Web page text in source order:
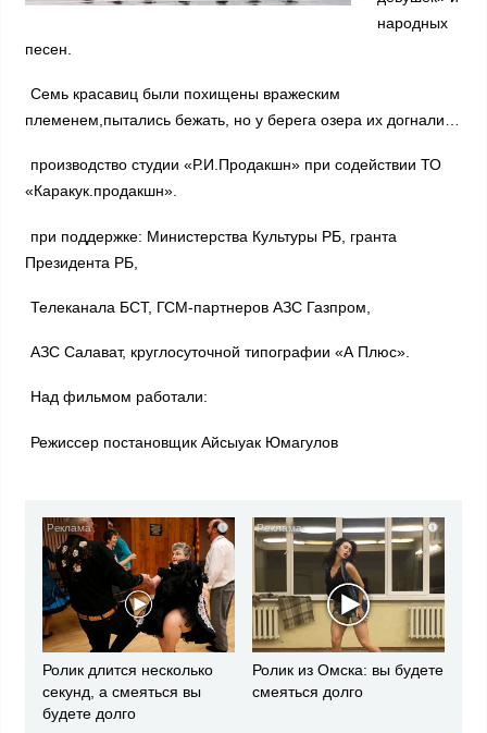
народных
песен.
Семь красавиц были похищены вражеским
племенем,пытались бежать, но у берега озера их догнали…
производство студии «Р.И.Продакшн» при содействии ТО
«Каракук.продакшн».
при поддержке: Министерства Культуры РБ, гранта
Президента РБ,
Телеканала БСТ, ГСМ-партнеров АЗС Газпром,
АЗС Салават, круглосуточной типографии «А Плюс».
Над фильмом работали:
Режиссер постановщик Айсыуак Юмагулов
i
Ролик длится несколько
секунд, а смеяться вы
будете долго
i
Ролик из Омска: вы будете
смеяться долго